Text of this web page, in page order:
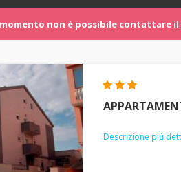
non è possibile contattare
Descrizione più